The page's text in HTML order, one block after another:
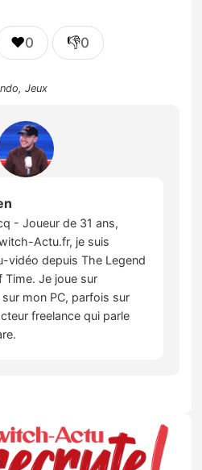
❤️0 👎0
,Jeux
- Joueur de 31 ans,
Actu.fr, je suis
vidéo depuis The Legend
Time. Je joue sur
mon PC, parfois sur
freelance qui parle